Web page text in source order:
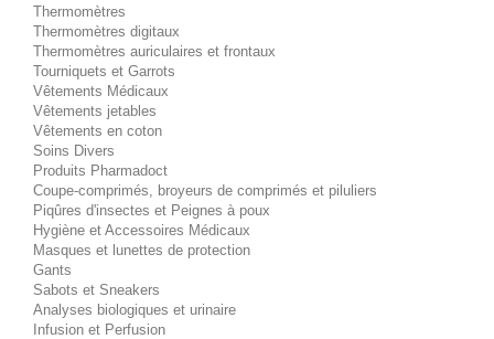
Thermomètres
Thermomètres digitaux
Thermomètres auriculaires et frontaux
Tourniquets et Garrots
Vêtements Médicaux
Vêtements jetables
Vêtements en coton
Soins Divers
Produits Pharmadoct
Coupe-comprimés, broyeurs de comprimés et piluliers
Piqûres d'insectes et Peignes à poux
Hygiène et Accessoires Médicaux
Masques et lunettes de protection
Gants
Sabots et Sneakers
Analyses biologiques et urinaire
Infusion et Perfusion